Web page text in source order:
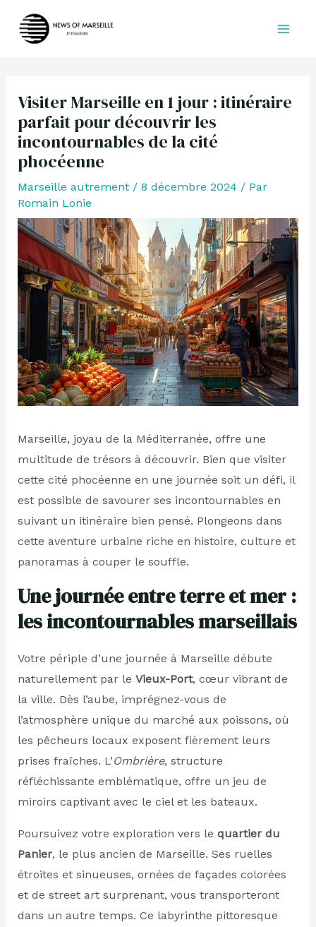
Visiter Marseille en 1 jour : itinéraire
parfait pour découvrir les
incontournables de la cité
phocéenne
Marseille autrement/ 8 décembre 2024 / Par
Romain Lonie
Marseille, joyau de la Méditerranée, offre une
multitude de trésors à découvrir. Bien que visiter
cette cité phocéenne en une journée soit un défi, il
est possible de savourer ses incontournables en
suivant un itinéraire bien pensé. Plongeons dans
cette aventure urbaine riche en histoire, culture et
panoramas à couper le souffle.
Une journée entre terre et mer :
les incontournables marseillais
Votre périple d’une journée à Marseille débute
naturellement par le Vieux-Port, cœur vibrant de
la ville. Dès l’aube, imprégnez-vous de
l’atmosphère unique du marché aux poissons, où
les pêcheurs locaux exposent fièrement leurs
prises fraîches. L’Ombrière, structure
réfléchissante emblématique, offre un jeu de
miroirs captivant avec le ciel et les bateaux.
Poursuivez votre exploration vers le quartier du
Panier, le plus ancien de Marseille. Ses ruelles
étroites et sinueuses, ornées de façades colorées
et de street art surprenant, vous transporteront
dans un autre temps. Ce labyrinthe pittoresque